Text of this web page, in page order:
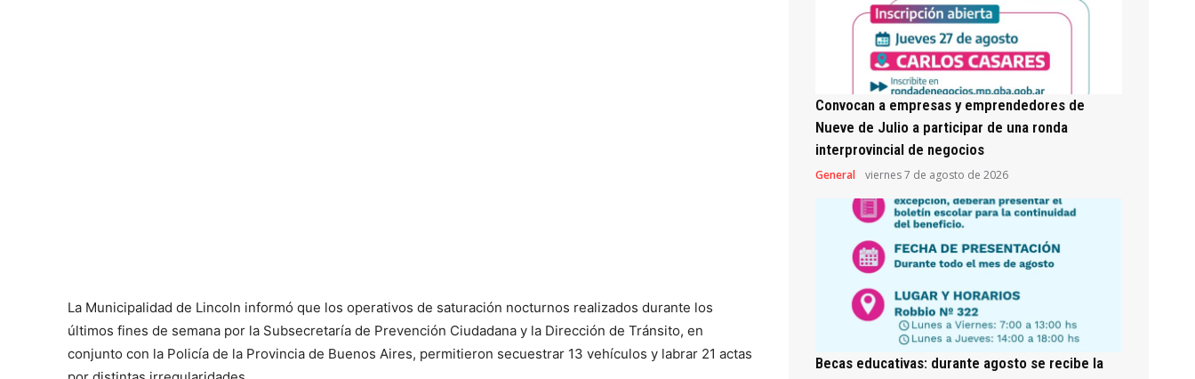
La Municipalidad de Lincoln informó que los operativos de saturación nocturnos realizados durante los
últimos fines de semana por la Subsecretaría de Prevención Ciudadana y la Dirección de Tránsito, en
conjunto con la Policía de la Provincia de Buenos Aires, permitieron secuestrar 13 vehículos y labrar 21 actas
Convocan a empresas y emprendedores de
Nueve de Julio a participar de una ronda
interprovincial de negocios
General viernes 7 de agosto de 2026
Becas educativas: durante agosto se recibe la